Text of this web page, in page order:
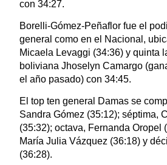
con 34:27.
Borelli-Gómez-Peñaflor fue el
general como en el Nacional,
Micaela Levaggi (34:36) y quinta
boliviana Jhoselyn Camargo
el año pasado) con 34:45.
El top ten general Damas se
Sandra Gómez (35:12); séptima,
(35:32); octava, Fernanda Oropel
María Julia Vázquez (36:18) y
(36:28).